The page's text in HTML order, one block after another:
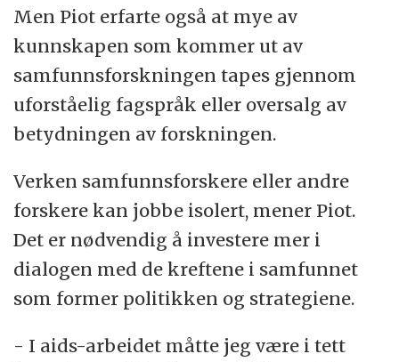
Men Piot erfarte også at mye av
kunnskapen som kommer ut av
samfunnsforskningen tapes gjennom
uforståelig fagspråk eller oversalg av
betydningen av forskningen.
Verken samfunnsforskere eller andre
forskere kan jobbe isolert, mener Piot.
Det er nødvendig å investere mer i
dialogen med de kreftene i samfunnet
som former politikken og strategiene.
- I aids-arbeidet måtte jeg være i tett